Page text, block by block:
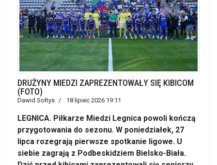
DRUŻYNY MIEDZI ZAPREZENTOWAŁY SIĘ KIBICOM
(FOTO)
Dawid Sołtys 18 lipiec 2026 19:11
LEGNICA. Piłkarze Miedzi Legnica powoli kończą
przygotowania do sezonu. W poniedziałek, 27
lipca rozegrają pierwsze spotkanie ligowe. U
siebie zagrają z Podbeskidziem Bielsko-Biała.